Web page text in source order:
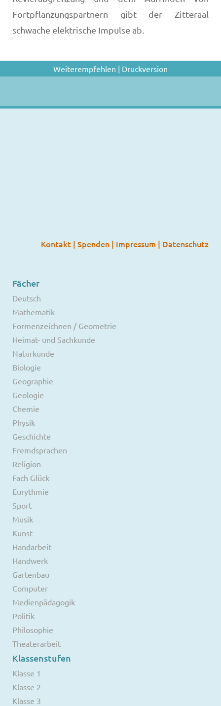
Fortpflanzungspartnern gibt der Zitteraal
schwache elektrische Impulse ab.
Weiterempfehlen | Druckversion
Kontakt | Spenden | Impressum | Datenschutz
Fächer
Deutsch
Mathematik
Formenzeichnen / Geometrie
Heimat- und Sachkunde
Naturkunde
Biologie
Geographie
Geologie
Chemie
Physik
Geschichte
Fremdsprachen
Religion
Fach Glück
Eurythmie
Sport
Musik
Kunst
Handarbeit
Handwerk
Gartenbau
Computer
Medienpädagogik
Politik
Philosophie
Theaterarbeit
Klassenstufen
Klasse 1
Klasse 2
Klasse 3